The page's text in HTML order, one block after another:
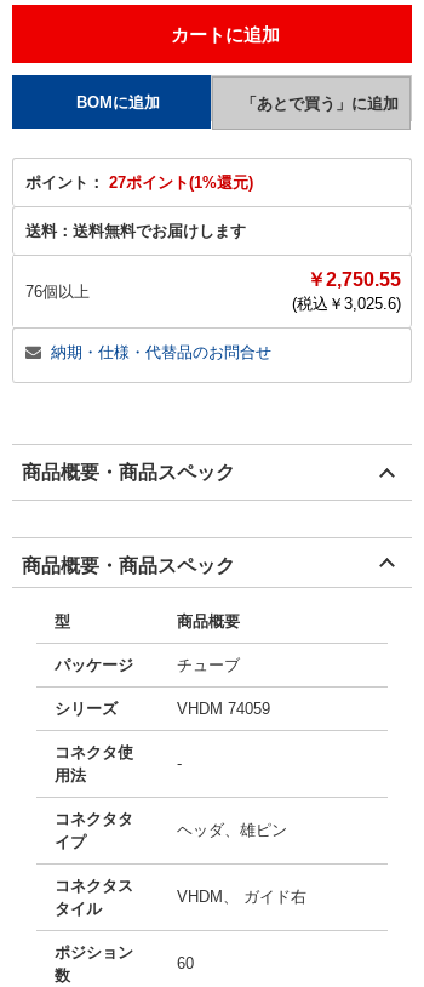
ポイント： 27ポイント(1%還元)
送料： 送料無料でお届けします
76個以上
￥2,750.55
(税込￥ 3,025.6)
納期・仕様・代替品のお問合せ
商品概要・商品スペック
商品概要・商品スペック
型 商品概要
パッケージ チューブ
シリーズ VHDM 74059
コネクタ使
用法
-
コネクタタ
イプ
ヘッダ、雄ピン
コネクタス
タイル
VHDM、 ガイド右
ポジション
数
60